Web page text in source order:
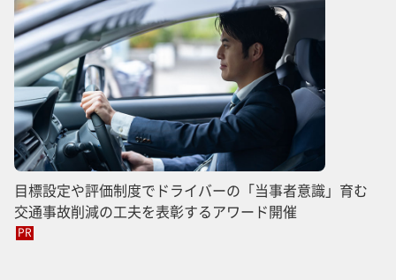
目標設定や評価制度でドライバーの「当事者意識」育む
交通事故削減の工夫を表彰するアワード開催
PR